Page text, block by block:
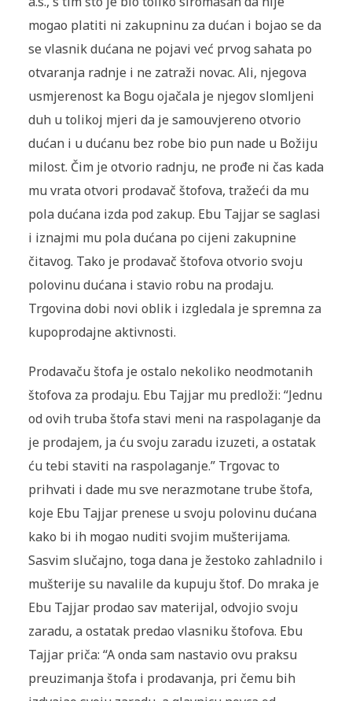
mogao platiti ni zakupninu za dućan i bojao se da
se vlasnik dućana ne pojavi već prvog sahata po
otvaranja radnje i ne zatraži novac. Ali, njegova
usmjerenost ka Bogu ojačala je njegov slomljeni
duh u tolikoj mjeri da je samouvjereno otvorio
dućan i u dućanu bez robe bio pun nade u Božiju
milost. Čim je otvorio radnju, ne prođe ni čas kada
mu vrata otvori prodavač štofova, tražeći da mu
pola dućana izda pod zakup. Ebu Tajjar se saglasi
i iznajmi mu pola dućana po cijeni zakupnine
čitavog. Tako je prodavač štofova otvorio svoju
polovinu dućana i stavio robu na prodaju.
Trgovina dobi novi oblik i izgledala je spremna za
kupoprodajne aktivnosti.
Prodavaču štofa je ostalo nekoliko neodmotanih
štofova za prodaju. Ebu Tajjar mu predloži: “Jednu
od ovih truba štofa stavi meni na raspolaganje da
je prodajem, ja ću svoju zaradu izuzeti, a ostatak
ću tebi staviti na raspolaganje.” Trgovac to
prihvati i dade mu sve nerazmotane trube štofa,
koje Ebu Tajjar prenese u svoju polovinu dućana
kako bi ih mogao nuditi svojim mušterijama.
Sasvim slučajno, toga dana je žestoko zahladnilo i
mušterije su navalile da kupuju štof. Do mraka je
Ebu Tajjar prodao sav materijal, odvojio svoju
zaradu, a ostatak predao vlasniku štofova. Ebu
Tajjar priča: “A onda sam nastavio ovu praksu
preuzimanja štofa i prodavanja, pri čemu bih